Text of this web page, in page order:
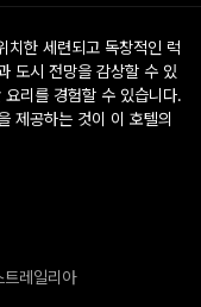
한 세련되고 독창적인 럭
도시 전망을 감상할 수 있
리를 경험할 수 있습니다.
제공하는 것이 이 호텔의
레일리아